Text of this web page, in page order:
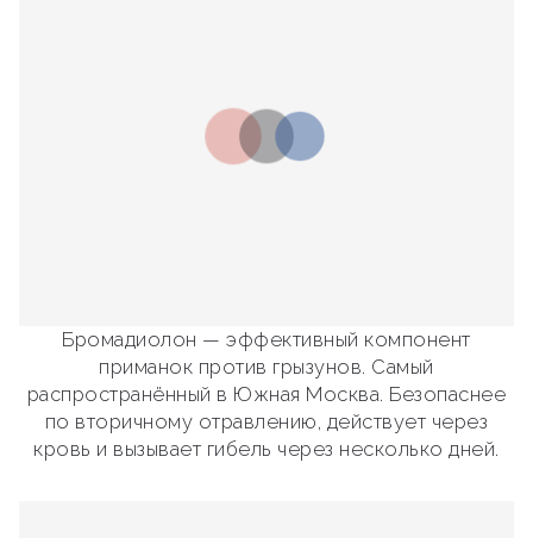
Бромадиолон — эффективный компонент
приманок против грызунов. Самый
распространённый в Южная Москва. Безопаснее
по вторичному отравлению, действует через
кровь и вызывает гибель через несколько дней.